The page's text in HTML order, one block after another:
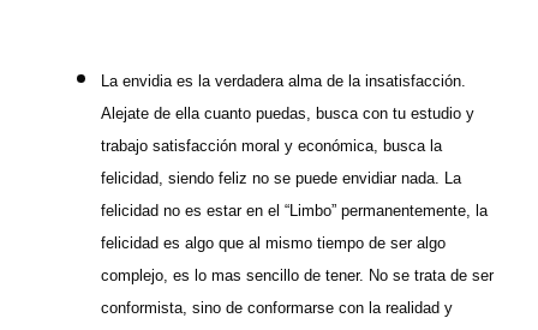
La envidia es la verdadera alma de la insatisfacción.
Alejate de ella cuanto puedas, busca con tu estudio y
trabajo satisfacción moral y económica, busca la
felicidad, siendo feliz no se puede envidiar nada. La
felicidad no es estar en el “Limbo” permanentemente, la
felicidad es algo que al mismo tiempo de ser algo
complejo, es lo mas sencillo de tener. No se trata de ser
conformista, sino de conformarse con la realidad y